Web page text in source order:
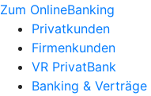
Zum OnlineBanking
Privatkunden
Firmenkunden
VR PrivatBank
Banking & Verträge